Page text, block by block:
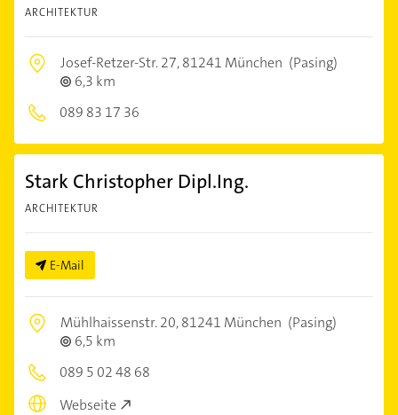
ARCHITEKTUR
Josef-Retzer-Str. 27,81241 München (Pasing)
6,3 km
089 83 17 36
Stark Christopher Dipl.Ing.
ARCHITEKTUR
E-Mail
Mühlhaissenstr. 20,81241 München (Pasing)
6,5 km
089 5 02 48 68
Webseite